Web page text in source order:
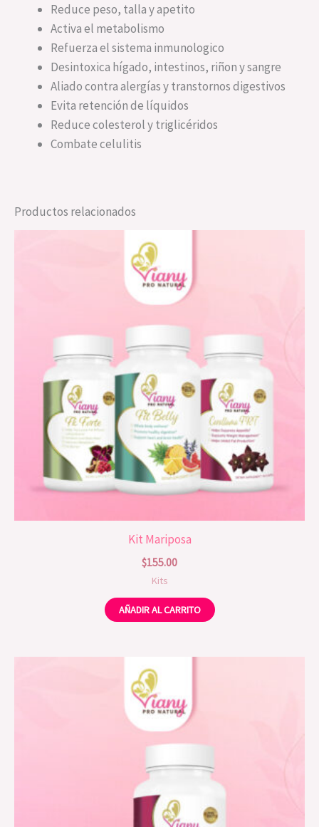
Reduce peso, talla y apetito
Activa el metabolismo
Refuerza el sistema inmunologico
Desintoxica hígado, intestinos, riñon y sangre
Aliado contra alergías y transtornos digestivos
Evita retención de líquidos
Reduce colesterol y triglicéridos
Combate celulitis
Productos relacionados
Kit Mariposa
$155.00
Kits
AÑADIR AL CARRITO